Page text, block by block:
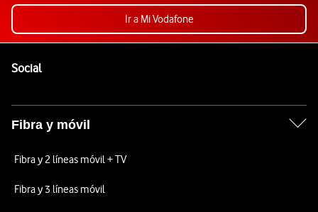
Ir a Mi Vodafone
SocialEnlaces a las redes sociales de Vodafone
Fibra y móvil
Fibra y 2 líneas móvil + TV
Fibra y 3 líneas móvil